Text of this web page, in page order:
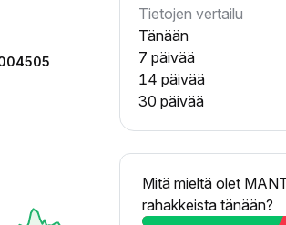
Tietojen vertailu
Tänään
7 päivää
14 päivää
30 päivää
Mitä mieltä olet
rahakkeista tänään?